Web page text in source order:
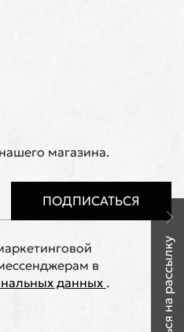
магазина.
ПОДПИСАТЬСЯ
в
данных .